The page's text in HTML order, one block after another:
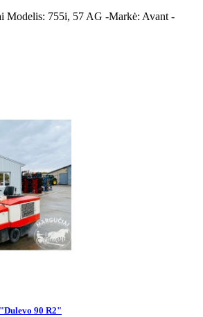
Modelis: 755i, 57 AG -Markė: Avant -
90 R2"